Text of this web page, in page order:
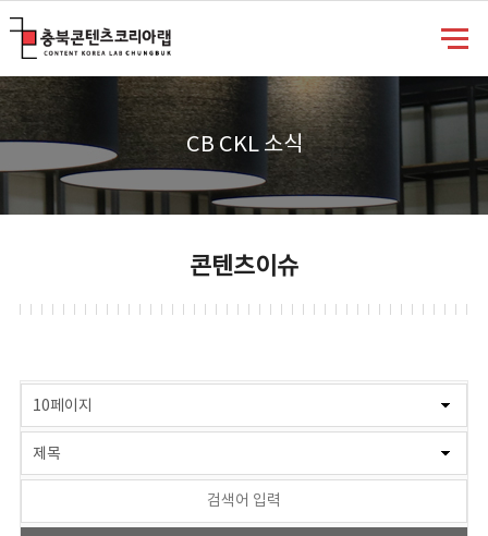
CB CKL 소식
콘텐츠이슈